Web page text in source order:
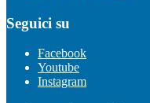
Seguici su
Facebook
Youtube
Instagram